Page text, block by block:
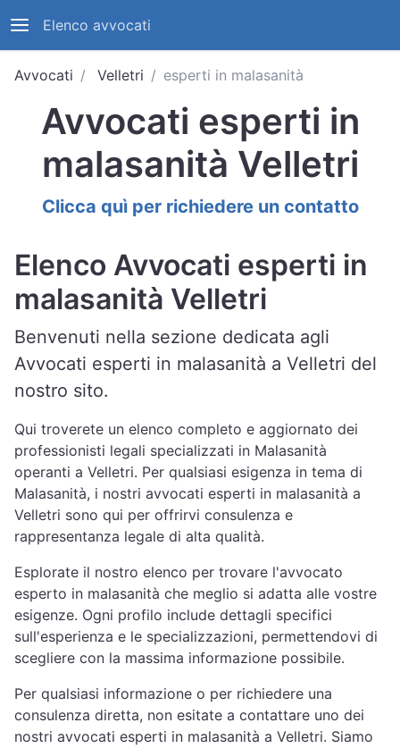
Elenco avvocati
Avvocati Velletri esperti in malasanità
Avvocati esperti in
malasanità Velletri
Clicca quì per richiedere un contatto
Elenco Avvocati esperti in
malasanità Velletri
Benvenuti nella sezione dedicata agli
Avvocati esperti in malasanità a Velletri del
nostro sito.
Qui troverete un elenco completo e aggiornato dei
professionisti legali specializzati in Malasanità
operanti a Velletri. Per qualsiasi esigenza in tema di
Malasanità, i nostri avvocati esperti in malasanità a
Velletri sono qui per offrirvi consulenza e
rappresentanza legale di alta qualità.
Esplorate il nostro elenco per trovare l'avvocato
esperto in malasanità che meglio si adatta alle vostre
esigenze. Ogni profilo include dettagli specifici
sull'esperienza e le specializzazioni, permettendovi di
scegliere con la massima informazione possibile.
Per qualsiasi informazione o per richiedere una
consulenza diretta, non esitate a contattare uno dei
nostri avvocati esperti in malasanità a Velletri. Siamo